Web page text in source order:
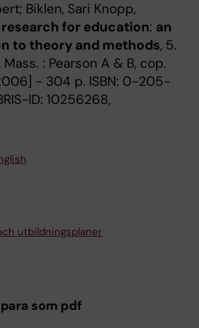
Biklen, Sari Knopp,
for education: an
to theory and methods, 5.
: Pearson A & B, cop.
- 304 p. ISBN: 0-205-
ID: 10256268,
utbildningsplaner
som pdf